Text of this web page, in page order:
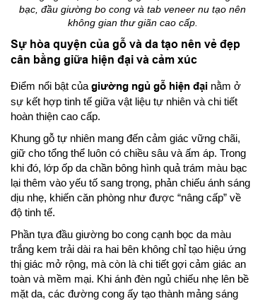
bạc, đầu giường bo cong và tab veneer nu tạo nên
không gian thư giãn cao cấp.
Sự hòa quyện của gỗ và da tạo nên vẻ đẹp
cân bằng giữa hiện đại và cảm xúc
Điểm nổi bật củagiường ngủ gỗ hiện đại nằm ở
sự kết hợp tinh tế giữa vật liệu tự nhiên và chi tiết
hoàn thiện cao cấp.
Khung gỗ tự nhiên mang đến cảm giác vững chãi,
giữ cho tổng thể luôn có chiều sâu và ấm áp. Trong
khi đó, lớp ốp da chần bông hình quả trám màu bạc
lại thêm vào yếu tố sang trọng, phản chiếu ánh sáng
dịu nhẹ, khiến căn phòng như được “nâng cấp” về
độ tinh tế.
Phần tựa đầu giường bo cong cạnh bọc da màu
trắng kem trải dài ra hai bên không chỉ tạo hiệu ứng
thị giác mở rộng, mà còn là chi tiết gợi cảm giác an
toàn và mềm mại. Khi ánh đèn ngủ chiếu nhẹ lên bề
mặt da, các đường cong ấy tạo thành mảng sáng